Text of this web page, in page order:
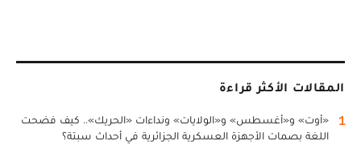
المقالات الأكثر قراءة
1
«أوت» و«أغسطس» و«الولايات» ونداءات «الحريك».. كيف فضحت
اللغة بصمات الأجهزة العسكرية الجزائرية في أحداث سبتة؟